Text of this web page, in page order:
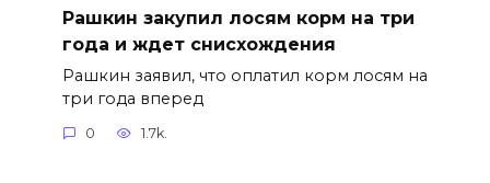
Рашкин закупил лосям корм на три
года и ждет снисхождения
Рашкин заявил, что оплатил корм лосям на
три года вперед
0 1.7k.